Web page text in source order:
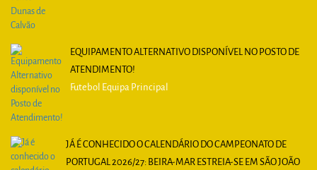
EQUIPAMENTO ALTERNATIVO DISPONÍVEL NO POSTO DE
ATENDIMENTO!
Futebol Equipa Principal
JÁ É CONHECIDO O CALENDÁRIO DO CAMPEONATO DE
PORTUGAL 2026/27: BEIRA-MAR ESTREIA-SE EM SÃO JOÃO